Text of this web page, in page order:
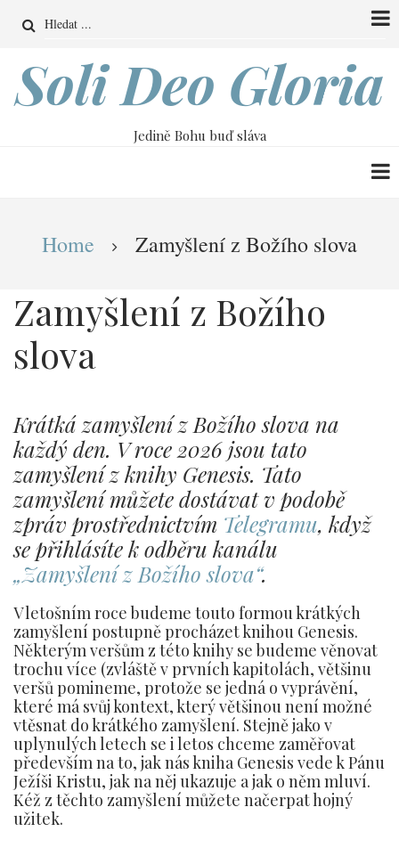
obsahu
Search
Soli Deo Gloria
Jedině Bohu buď sláva
Drobečková
navigace
Home Zamyšlení z Božího slova
Zamyšlení z Božího
slova
Krátká zamyšlení z Božího slova na
každý den. V roce 2026 jsou tato
zamyšlení z knihy Genesis. Tato
zamyšlení můžete dostávat v podobě
zpráv prostřednictvím Telegramu, když
se přihlásíte k odběru kanálu
„Zamyšlení z Božího slova“.
V letošním roce budeme touto formou krátkých
zamyšlení postupně procházet knihou Genesis.
Některým veršům z této knihy se budeme věnovat
trochu více (zvláště v prvních kapitolách, většinu
veršů pomineme, protože se jedná o vyprávění,
které má svůj kontext, který většinou není možné
vtěsnat do krátkého zamyšlení. Stejně jako v
uplynulých letech se i letos chceme zaměřovat
především na to, jak nás kniha Genesis vede k Pánu
Ježíši Kristu, jak na něj ukazuje a jak o něm mluví.
Kéž z těchto zamyšlení můžete načerpat hojný
užitek.